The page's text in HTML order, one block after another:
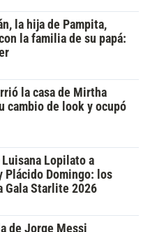
la hija de Pampita,
la familia de su papá:
la casa de Mirtha
cambio de look y ocupó
Lopilato a
Plácido Domingo: los
Gala Starlite 2026
de Jorge Messi